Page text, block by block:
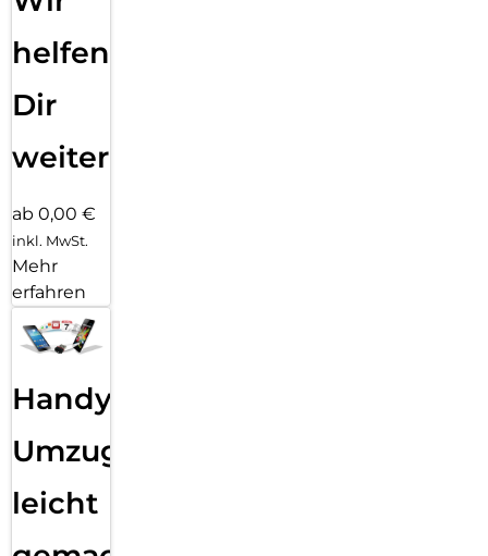
helfen
Dir
weiter
ab 0,00 €
inkl. MwSt.
Mehr
erfahren
Handy
Umzug
leicht